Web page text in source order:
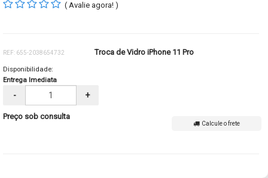
( Avalie agora! )
REF: 655-2038654732 Troca de Vidro iPhone 11 Pro
Disponibilidade:
Entrega Imediata
- +
Preço sob consulta
Calcule o frete